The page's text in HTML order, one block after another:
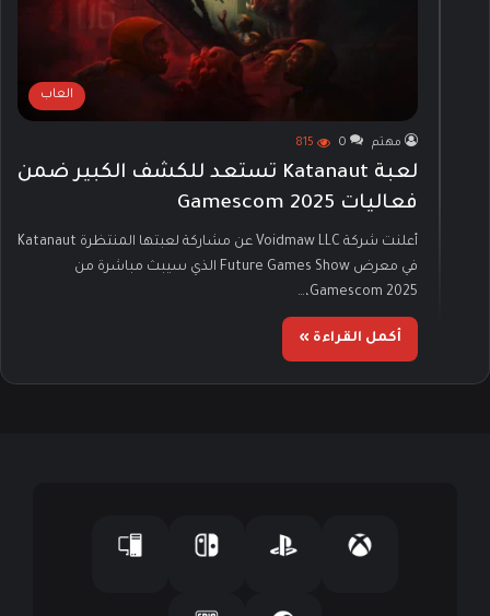
العاب
مهتم 0
815
لعبة Katanaut تستعد للكشف الكبير ضمن
فعاليات Gamescom 2025
أعلنت شركة Voidmaw LLC عن مشاركة لعبتها المنتظرة Katanaut
في معرض Future Games Show الذي سيبث مباشرة من
Gamescom 2025،…
أكمل القراءة »